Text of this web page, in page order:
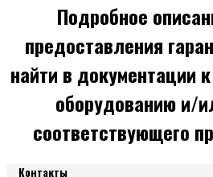
Подробное
предоставления
найти в документации
оборудованию и/
соответствующего
Контакты